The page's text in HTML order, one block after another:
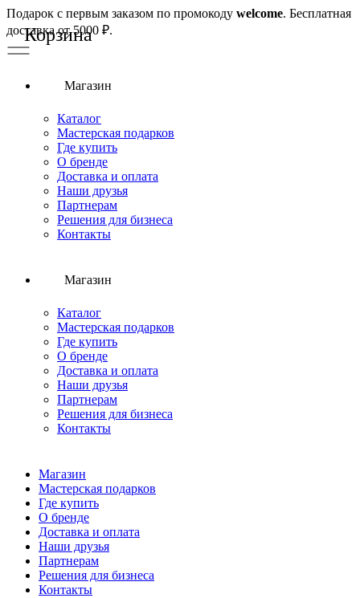
Подарок с первым заказом по промокоду welcome. Бесплатная
доставка от 5000 ₽.
Магазин
Каталог
Мастерская подарков
Где купить
О бренде
Доставка и оплата
Наши друзья
Партнерам
Решения для бизнеса
Контакты
Магазин
Каталог
Мастерская подарков
Где купить
О бренде
Доставка и оплата
Наши друзья
Партнерам
Решения для бизнеса
Контакты
Магазин
Мастерская подарков
Где купить
О бренде
Доставка и оплата
Наши друзья
Партнерам
Решения для бизнеса
Контакты